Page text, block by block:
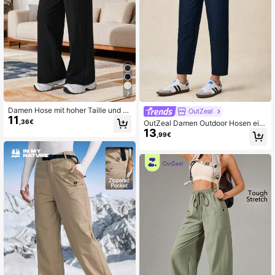
7
Damen Hose mit hoher Taille und w
eitem Bein mit Taschen, Cargo Spor
11 ,36€
OutZeal
OutZeal Damen Outdoor Hosen einf
arbig Lässig Workout Schnelltrockn
end Verjüngt Outdoor Unterteil Frühl
13 ,99€